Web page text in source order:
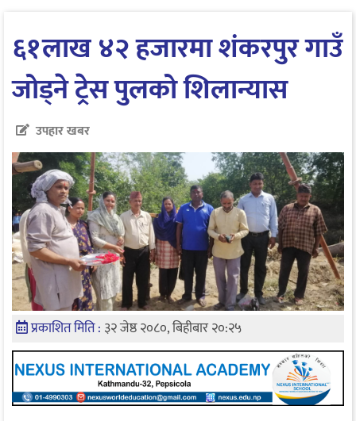
६१लाख ४२ हजारमा शंकरपुर गाउँ
जोड्ने ट्रेस पुलको शिलान्यास
उपहार खबर
प्रकाशित मिति : ३२ जेष्ठ २०८०, बिहीबार २०:२५